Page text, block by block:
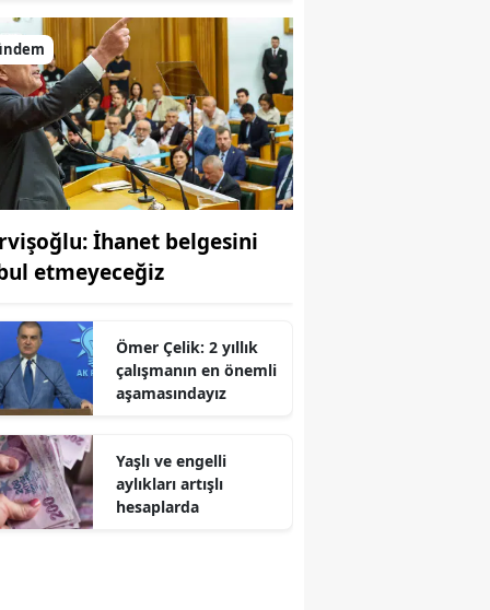
İhanet belgesini
etmeyeceğiz
Ömer Çelik: 2 yıllık
çalışmanın en önemli
aşamasındayız
Yaşlı ve engelli
aylıkları artışlı
hesaplarda